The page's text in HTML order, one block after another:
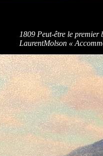
1809 Peut-être le premier
LaurentMolson «